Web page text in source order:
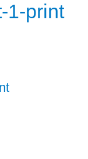
1-print